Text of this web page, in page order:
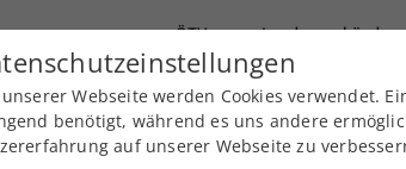
ÖTV Landesverbände
Ausbildung Services Über
Webseite werden Cookies verwendet.
benötigt, während es uns andere
auf unserer Webseite zu